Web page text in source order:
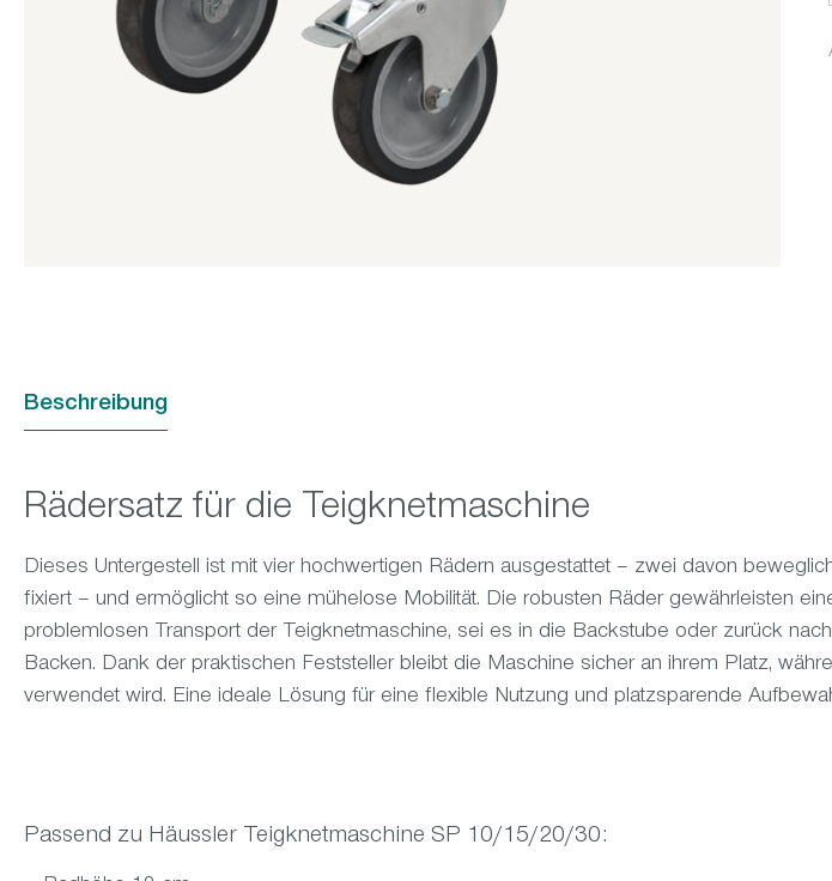
Beschreibung
Rädersatz für die Teigknetmaschine
Dieses Untergestell ist mit vier hochwertigen Rädern ausgestattet – zwei davon
fixiert – und ermöglicht so eine mühelose Mobilität. Die robusten Räder gewährleisten
problemlosen Transport der Teigknetmaschine, sei es in die Backstube oder zurück
Backen. Dank der praktischen Feststeller bleibt die Maschine sicher an ihrem Platz,
verwendet wird. Eine ideale Lösung für eine flexible Nutzung und platzsparende
Passend zu Häussler Teigknetmaschine SP 10/15/20/30: